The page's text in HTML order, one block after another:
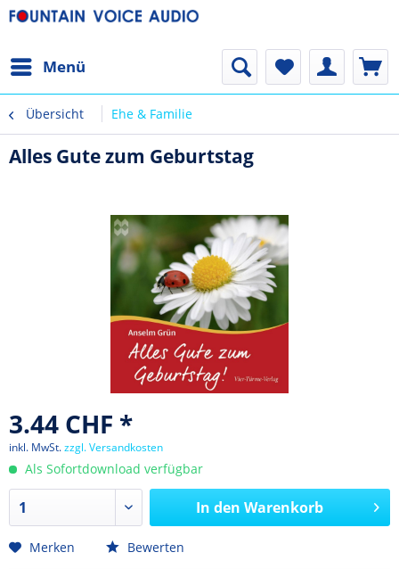
Menü
Übersicht Ehe & Familie
Alles Gute zum Geburtstag
3.44 CHF *
inkl. MwSt.zzgl. Versandkosten
Als Sofortdownload verfügbar
In den Warenkorb
Merken Bewerten